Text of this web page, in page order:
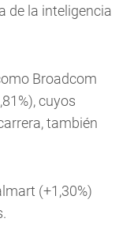
de la inteligencia
Broadcom
cuyos
también
(+1,30%)